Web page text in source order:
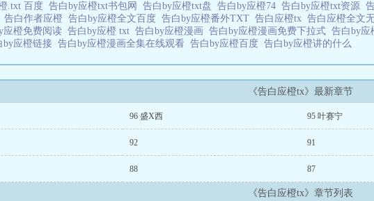
.txt 百度 告白by应橙txt书包网 告白by应橙txt盘 告白by应橙74 告白by应橙txt资源
告白作者应橙 告白by应橙全文百度 告白by应橙番外TXT 告白应橙tx 告白应橙全文
应橙免费阅读 告白by应橙 txt 告白by应橙漫画 告白by应橙漫画免费下拉式 告白by应
by应橙链接 告白by应橙漫画全集在线观看 告白by应橙百度 告白by应橙讲的什么
《告白应橙tx》最新章节
96 盛X西 95 叶赛宁
92 91
88 87
《告白应橙tx》章节列表